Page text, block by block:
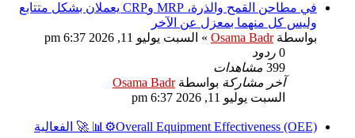
في مطاحن القمح والذرة، MRP وCRP يعملان بشكل متتابع
وليس كل منهما بمعزل عن الآخر
بواسطةOsama Badr
» السبت يوليو 11, 2026 6:37 pm
0 ردود
399 مشاهدات
آخر مشاركة بواسطةOsama Badr
السبت يوليو 11, 2026 6:37 pm
Overall Equipment Effectiveness (OEE)⚙️📊 🚀 الفعالية